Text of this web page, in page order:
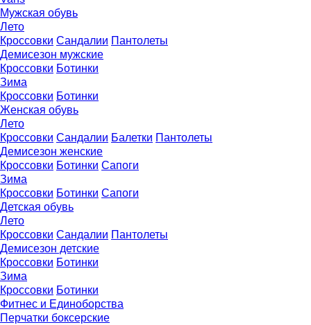
Мужская обувь
Лето
Кроссовки Сандалии Пантолеты
Демисезон мужские
Кроссовки Ботинки
Зима
Кроссовки Ботинки
Женская обувь
Лето
Кроссовки Сандалии Балетки Пантолеты
Демисезон женские
Кроссовки Бoтинки Сапоги
Зима
Кроссовки Ботинки Сапоги
Детская обувь
Летo
Кроссовки Сандалии Пантолеты
Демисезон детские
Кроссовки Ботинки
Зима
Кроссовки Ботинки
Фитнес и Единоборства
Перчатки боксерские